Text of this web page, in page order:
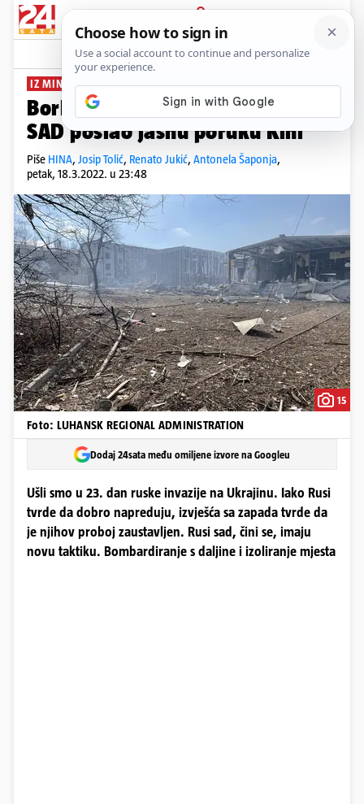
PRIJAVA
News Komentari
IZ MINUTE U MINUTU
Borbe oko centra Mariupolja,
SAD poslao jasnu poruku Kini
Piše HINA, Josip Tolić, Renato Jukić, Antonela Šaponja,
petak, 18.3.2022. u 23:48
15
Foto: LUHANSK REGIONAL ADMINISTRATION
Dodaj 24sata među omiljene izvore na Googleu
Ušli smo u 23. dan ruske invazije na Ukrajinu. Iako Rusi
tvrde da dobro napreduju, izvješća sa zapada tvrde da
je njihov proboj zaustavljen. Rusi sad, čini se, imaju
novu taktiku. Bombardiranje s daljine i izoliranje mjesta